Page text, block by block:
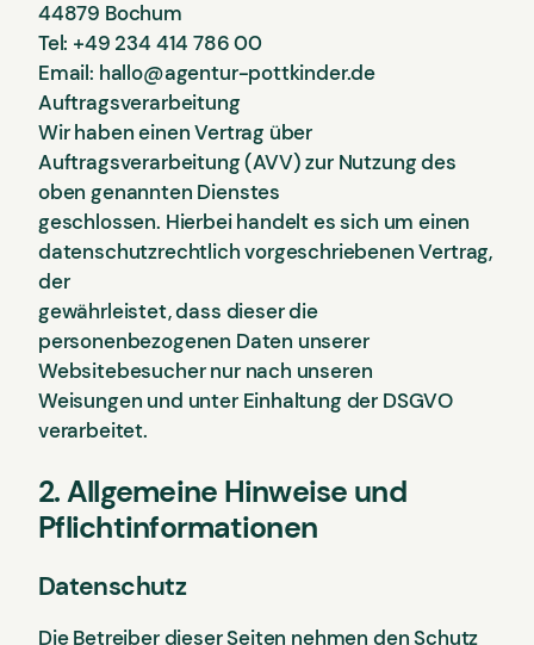
44879 Bochum
Tel: +49 234 414 786 00
Email: hallo@agentur-pottkinder.de
Auftragsverarbeitung
Wir haben einen Vertrag über
Auftragsverarbeitung (AVV) zur Nutzung des
oben genannten Dienstes
geschlossen. Hierbei handelt es sich um einen
datenschutzrechtlich vorgeschriebenen Vertrag,
der
gewährleistet, dass dieser die
personenbezogenen Daten unserer
Websitebesucher nur nach unseren
Weisungen und unter Einhaltung der DSGVO
verarbeitet.
2. Allgemeine Hinweise und
Pflichtinformationen
Datenschutz
Die Betreiber dieser Seiten nehmen den Schutz